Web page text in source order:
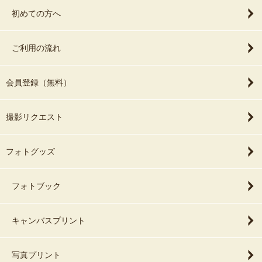
初めての方へ
ご利用の流れ
会員登録（無料）
撮影リクエスト
フォトグッズ
フォトブック
キャンバスプリント
写真プリント